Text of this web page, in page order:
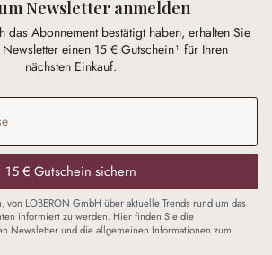
Newsletter anmelden
das Abonnement bestätigt haben, erhalten Sie
einen 15 € Gutschein¹ für Ihren
nächsten Einkauf.
15 € Gutschein sichern
von LOBERON GmbH über aktuelle Trends rund um das
informiert zu werden. Hier finden Sie die
Newsletter und die allgemeinen Informationen zum